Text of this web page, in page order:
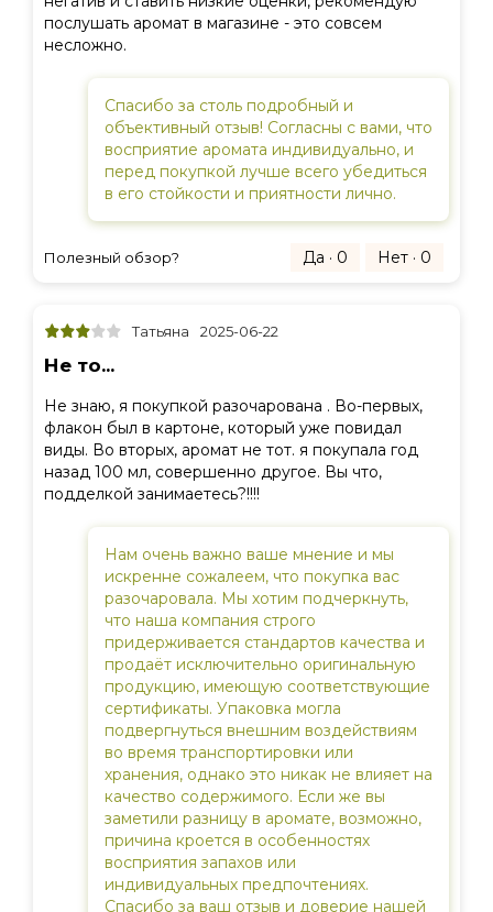
послушать аромат в магазине - это совсем
несложно.
Спасибо за столь подробный и
объективный отзыв! Согласны с вами, что
восприятие аромата индивидуально, и
перед покупкой лучше всего убедиться
в его стойкости и приятности лично.
Полезный обзор? Да · 0 Нет · 0
Татьяна 2025-06-22
Не то...
Не знаю, я покупкой разочарована . Во-первых,
флакон был в картоне, который уже повидал
виды. Во вторых, аромат не тот. я покупала год
назад 100 мл, совершенно другое. Вы что,
подделкой занимаетесь?!!!!
Нам очень важно ваше мнение и мы
искренне сожалеем, что покупка вас
разочаровала. Мы хотим подчеркнуть,
что наша компания строго
придерживается стандартов качества и
продаёт исключительно оригинальную
продукцию, имеющую соответствующие
сертификаты. Упаковка могла
подвергнуться внешним воздействиям
во время транспортировки или
хранения, однако это никак не влияет на
качество содержимого. Если же вы
заметили разницу в аромате, возможно,
причина кроется в особенностях
восприятия запахов или
индивидуальных предпочтениях.
Спасибо за ваш отзыв и доверие нашей